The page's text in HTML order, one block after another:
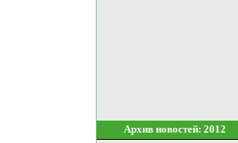
Архив новостей: 2012